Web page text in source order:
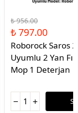
₺ 956.00
₺ 797.00
Roborock Saros
Uyumlu 2 Yan
Mop 1 Deterjan